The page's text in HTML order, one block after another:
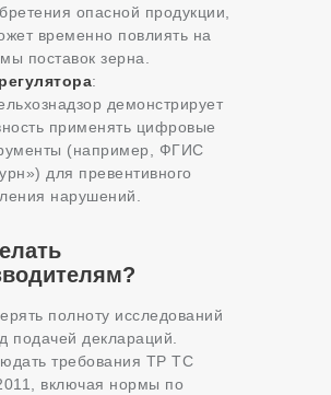
опасной продукции,
временно повлиять на
поставок зерна.
:
демонстрирует
применять цифровые
(например, ФГИС
для превентивного
нарушений.
полноту исследований
подачей деклараций.
требования ТР ТС
включая нормы по